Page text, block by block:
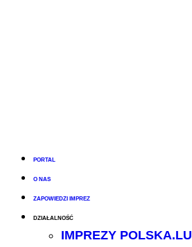
PORTAL
O NAS
ZAPOWIEDZI IMPREZ
DZIAŁALNOŚĆ
IMPREZY POLSKA.LU